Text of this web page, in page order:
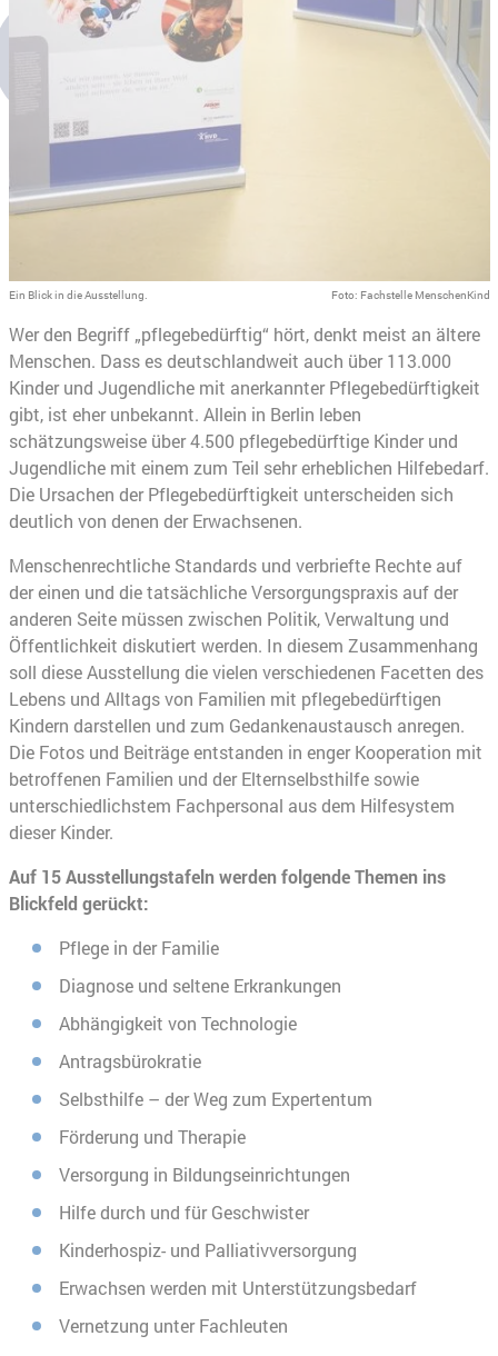
Ein Blick in die Ausstellung. Foto: Fachstelle MenschenKind
Wer den Begriff „pflegebedürftig“ hört, denkt meist an ältere
Menschen. Dass es deutschlandweit auch über 113.000
Kinder und Jugendliche mit anerkannter Pflegebedürftigkeit
gibt, ist eher unbekannt. Allein in Berlin leben
schätzungsweise über 4.500 pflegebedürftige Kinder und
Jugendliche mit einem zum Teil sehr erheblichen Hilfebedarf.
Die Ursachen der Pflegebedürftigkeit unterscheiden sich
deutlich von denen der Erwachsenen.
Menschenrechtliche Standards und verbriefte Rechte auf
der einen und die tatsächliche Versorgungspraxis auf der
anderen Seite müssen zwischen Politik, Verwaltung und
Öffentlichkeit diskutiert werden. In diesem Zusammenhang
soll diese Ausstellung die vielen verschiedenen Facetten des
Lebens und Alltags von Familien mit pflegebedürftigen
Kindern darstellen und zum Gedankenaustausch anregen.
Die Fotos und Beiträge entstanden in enger Kooperation mit
betroffenen Familien und der Elternselbsthilfe sowie
unterschiedlichstem Fachpersonal aus dem Hilfesystem
dieser Kinder.
Auf 15 Ausstellungstafeln werden folgende Themen ins
Blickfeld gerückt:
Pflege in der Familie
Diagnose und seltene Erkrankungen
Abhängigkeit von Technologie
Antragsbürokratie
Selbsthilfe – der Weg zum Expertentum
Förderung und Therapie
Versorgung in Bildungseinrichtungen
Hilfe durch und für Geschwister
Kinderhospiz- und Palliativversorgung
Erwachsen werden mit Unterstützungsbedarf
Vernetzung unter Fachleuten